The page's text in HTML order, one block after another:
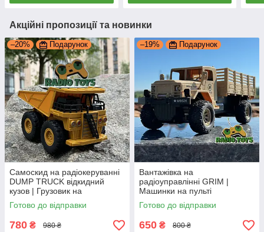
Акційні пропозиції та новинки
–20% Подарунок
Самоскид на радіокеруванні
DUMP TRUCK відкидний
кузов | Грузовик на
радіоуправлінні | Вантажівка
на пульту
Готово до відправки
780 ₴ 980 ₴
–19% Подарунок
Вантажівка на
радіоуправлінні GRIM |
Машинки на пульті
управління вантажівки |
Вантажна машина на
радіокеруванні
Готово до відправки
650 ₴ 800 ₴